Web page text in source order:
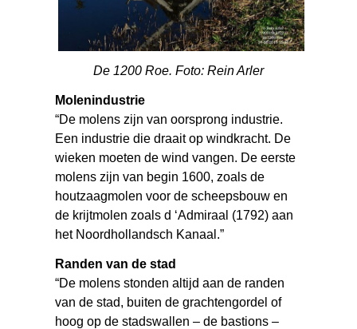
De 1200 Roe. Foto: Rein Arler
Molenindustrie
“De molens zijn van oorsprong industrie.
Een industrie die draait op windkracht. De
wieken moeten de wind vangen. De eerste
molens zijn van begin 1600, zoals de
houtzaagmolen voor de scheepsbouw en
de krijtmolen zoals d ‘Admiraal (1792) aan
het Noordhollandsch Kanaal.”
Randen van de stad
“De molens stonden altijd aan de randen
van de stad, buiten de grachtengordel of
hoog op de stadswallen – de bastions –